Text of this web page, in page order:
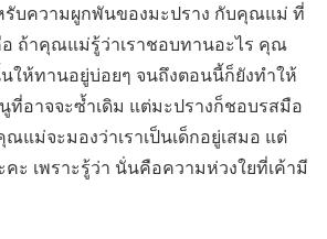
รับความผูกพันของมะปราง กับคุณแม่ ที่
อ ถ้าคุณแม่รู้ว่าเราชอบทานอะไร คุณ
ให้ทานอยู่บ่อยๆ จนถึงตอนนี้ก็ยังทำให้
ที่อาจจะซ้ำเดิม แต่มะปรางก็ชอบรสมือ
แม่จะมองว่าเราเป็นเด็กอยู่เสมอ แต่
ะ เพราะรู้ว่า นั่นคือความห่วงใยที่เค้ามี